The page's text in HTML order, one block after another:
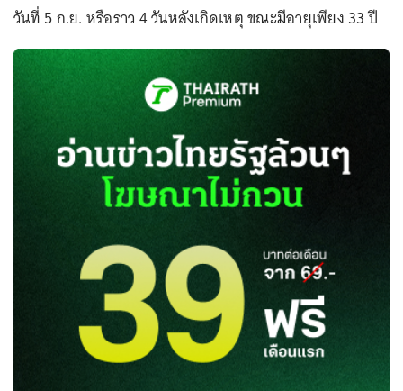
วันที่ 5 ก.ย. หรือราว 4 วันหลังเกิดเหตุ ขณะมีอายุเพียง 33 ปี